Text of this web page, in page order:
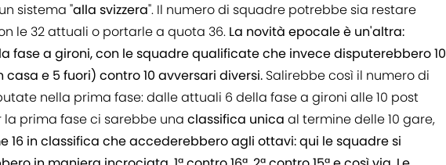
sistema "alla svizzera". Il numero di squadre potrebbe sia restare
le 32 attuali o portarle a quota 36. La novità epocale è un'altra:
fase a gironi, con le squadre qualificate che invece disputerebbero 10
casa e 5 fuori) contro 10 avversari diversi. Salirebbe così il numero di
nella prima fase: dalle attuali 6 della fase a gironi alle 10 post
la prima fase ci sarebbe una classifica unica al termine delle 10 gare,
16 in classifica che accederebbero agli ottavi: qui le squadre si